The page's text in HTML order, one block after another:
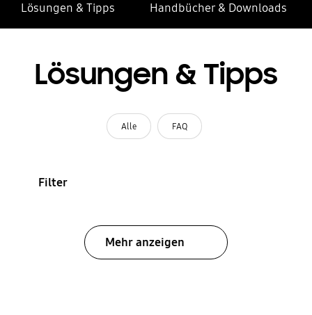
Lösungen & Tipps Handbücher & Downloads
Lösungen & Tipps
Alle FAQ
Filter
Mehr anzeigen